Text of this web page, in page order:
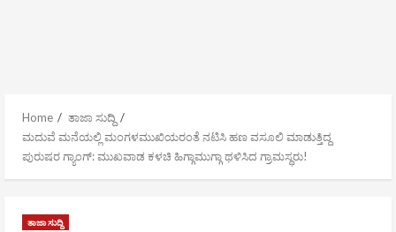
Home
ತಾಜಾ ಸುದ್ದಿ
ಮದುವೆ ಮನೆಯಲ್ಲಿ ಮಂಗಳಮುಖಿಯರಂತೆ ನಟಿಸಿ ಹಣ ವಸೂಲಿ ಮಾಡುತ್ತಿದ್ದ
ಪುರುಷರ ಗ್ಯಾಂಗ್: ಮುಖವಾಡ ಕಳಚಿ ಹಿಗ್ಗಾಮುಗ್ಗಾ ಥಳಿಸಿದ ಗ್ರಾಮಸ್ಥರು!
ತಾಜಾ ಸುದ್ದಿ